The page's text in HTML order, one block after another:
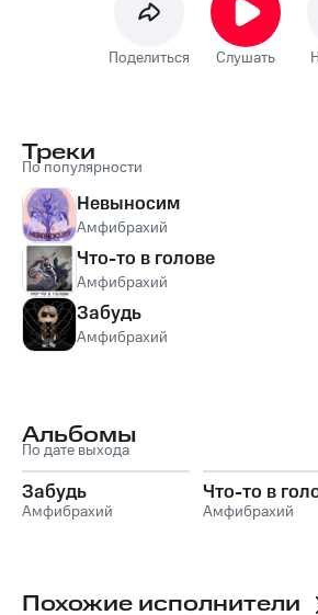
Поделиться Слушать
Треки
По популярности
Невыносим
Амфибрахий
Что-то в голове
Амфибрахий
Забудь
Амфибрахий
Альбомы
По дате выхода
Забудь
Амфибрахий
Что-то в
Амфибрахий
Похожие исполнители